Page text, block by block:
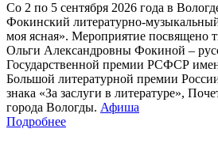
Со 2 по 5 сентября 2026 года в
Фокинский литературно-
моя ясная». Мероприятие посвящено
Ольги Александровны Фокиной –
Государственной премии РСФСР
Большой литературной премии
знака «За заслуги в литературе»,
города Вологды. Афиша
Подробнее